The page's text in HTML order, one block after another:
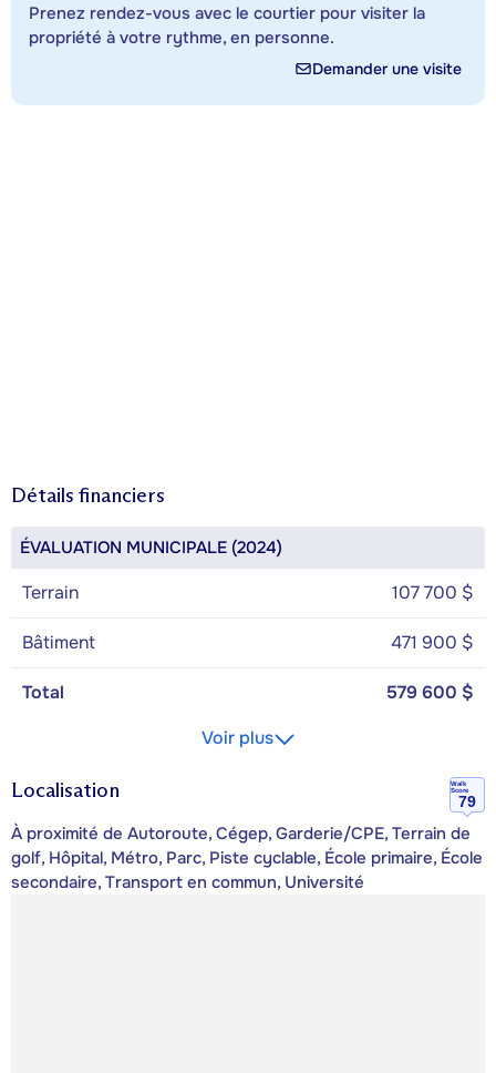
Prenez rendez-vous avec le courtier pour visiter la
propriété à votre rythme, en personne.
Demander une visite
Détails financiers
ÉVALUATION MUNICIPALE (2024)
Terrain 107 700 $
Bâtiment 471 900 $
Total
579 600 $
Voir plus
Localisation
Walk
Score
79
À proximité de Autoroute, Cégep, Garderie/CPE, Terrain de
golf, Hôpital, Métro, Parc, Piste cyclable, École primaire, École
secondaire, Transport en commun, Université